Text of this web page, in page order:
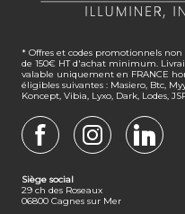
* Offres et codes promotionnels
de 150€ HT d'achat minimum.
valable uniquement en FRANCE
éligibles suivantes : Masiero, Btc,
Koncept, Vibia, Lyxo, Dark, Lodes,
Siège social
29 ch des Roseaux
06800 Cagnes sur Mer